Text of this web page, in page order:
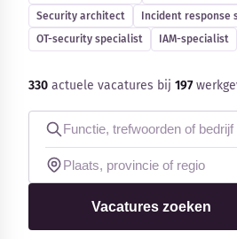
Blog
Bedrijfsupdates
Externe bronnen
Woordenboek
Auteurs
Security architect
Incident response
OT-security specialist
IAM-specialist
330 actuele vacatures bij 197
Vacatures zoeken